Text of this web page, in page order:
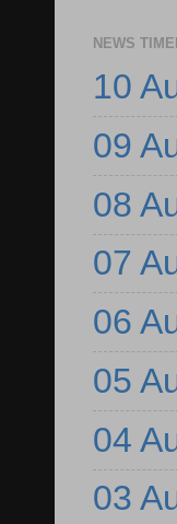
NEWS
10
09
08
07
06
05
04
03